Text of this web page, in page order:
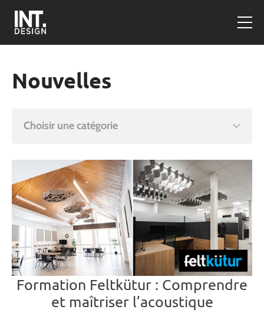
Nouvelles
Choisir une catégorie
Formation Feltkütur : Comprendre
et maîtriser l’acoustique